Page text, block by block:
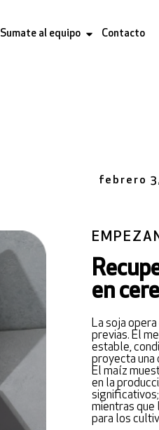
Sumate al equipo Contacto
febrero
en
La soja
previas. El
estable,
proyecta una
El maíz
en la
mientras que
para los